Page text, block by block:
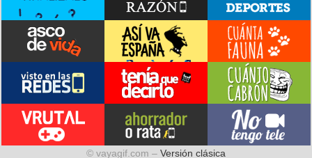
© vayagif.com – Versión clásica